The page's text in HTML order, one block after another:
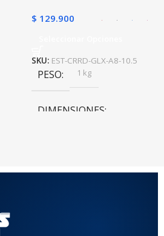
$ 129.900
SKU: EST-CRRD-GLX-A8-10.5
PESO 1 kg
DIMENSIONES
COLOR